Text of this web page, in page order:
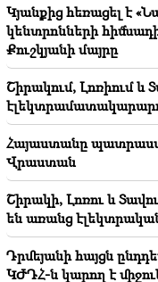
19:28 Կարևոր
Ձեր
կշարունակի
տարածաշրջանային
Գուտերեշը՝
18:35
Ռուսաստանը
Հայաստանի
կառավարումը.
18:21
Հայաստանյան
արտահանման
մտահոգիչ են.
Կյանքից հեռացել է
կենտրոնների
Քուշկյանի մայրը
Շիրակում, Լոռիում և
Հայաստանը
Վրաստան
Շիրակի, Լոռու և
են առանց
Դրմեյանի հայցն
ԿԺԴՀ-ն կարող է